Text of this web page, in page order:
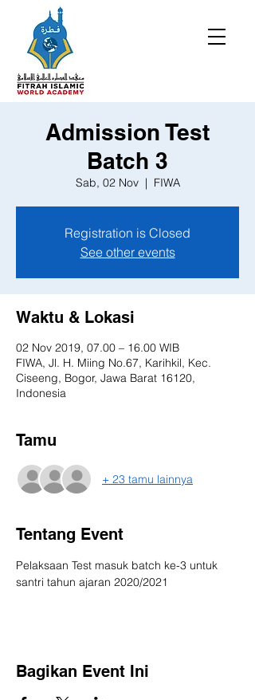
Admission Test
Batch 3
Sab, 02 Nov
  |
FIWA
Registration is Closed
See other events
Waktu & Lokasi
02 Nov 2019, 07.00 – 16.00 WIB
FIWA, Jl. H. Miing No.67, Karihkil, Kec.
Ciseeng, Bogor, Jawa Barat 16120,
Indonesia
Tamu
+ 23 tamu lainnya
Tentang Event
Pelaksaan Test masuk batch ke-3 untuk
santri tahun ajaran 2020/2021
Bagikan Event Ini